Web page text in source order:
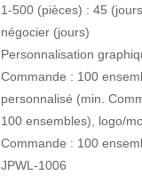
1-500 (pièces) : 45
négocier (jours)
Personnalisation
Commande : 100
personnalisé (min.
100 ensembles), logo/
Commande : 100
JPWL-1006